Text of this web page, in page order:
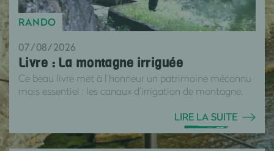
RANDO
07/08/2026
Livre : La montagne irriguée
Ce beau livre met à l’honneur un patrimoine méconnu
mais essentiel : les canaux d’irrigation de montagne.
LIRE LA SUITE